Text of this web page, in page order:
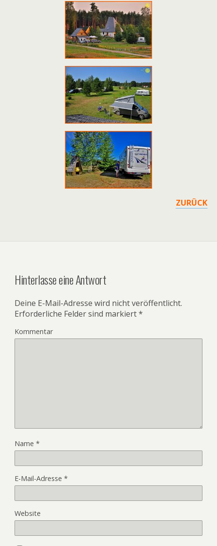
ZURÜCK
Hinterlasse eine Antwort
Deine E-Mail-Adresse wird nicht veröffentlicht.
Erforderliche Felder sind markiert*
Kommentar
Name *
E-Mail-Adresse *
Website